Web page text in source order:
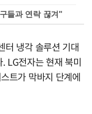
들과 연락 끊겨"
터 냉각 솔루션 기대
LG전자는 현재 북미
트가 막바지 단계에